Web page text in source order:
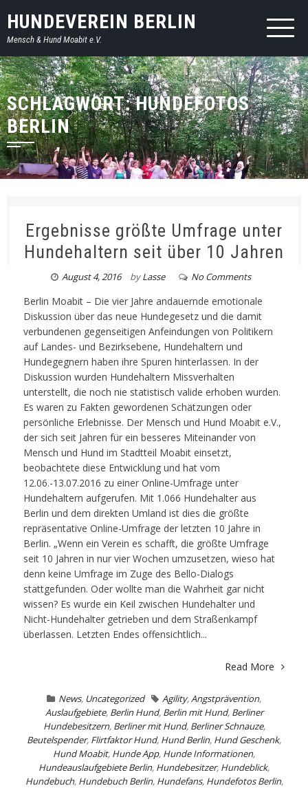
HUNDEVEREIN BERLIN
Mensch & Hund Moabit e.V.
SCHLAGWORT: HUNDEFOTOS
BERLIN
Ergebnisse größte Umfrage unter
Hundehaltern seit über 10 Jahren
August 4, 2016 byLasse No Comments
Berlin Moabit – Die vier Jahre andauernde emotionale
Diskussion über das neue Hundegesetz und die damit
verbundenen gegenseitigen Anfeindungen von Politikern
auf Landes- und Bezirksebene, Hundehaltern und
Hundegegnern haben ihre Spuren hinterlassen. In der
Diskussion wurden Hundehaltern Missverhalten
unterstellt, die noch nie statistisch valide erhoben wurden.
Es waren zu Fakten gewordenen Schätzungen oder
persönliche Erlebnisse. Der Mensch und Hund Moabit e.V.,
der sich seit Jahren für ein besseres Miteinander von
Mensch und Hund im Stadtteil Moabit einsetzt,
beobachtete diese Entwicklung und hat vom
12.06.-13.07.2016 zu einer Online-Umfrage unter
Hundehaltern aufgerufen. Mit 1.066 Hundehalter aus
Berlin und dem direkten Umland ist dies die größte
repräsentative Online-Umfrage der letzten 10 Jahre in
Berlin. „Wenn ein Verein es schafft, die größte Umfrage
seit 10 Jahren in nur vier Wochen umzusetzen, wieso hat
denn keine Umfrage im Zuge des Bello-Dialogs
stattgefunden. Oder wollte man die Wahrheit gar nicht
wissen? Es wurde ein Keil zwischen Hundehalter und
Nicht-Hundehalter getrieben und dem Straßenkampf
überlassen. Letzten Endes offensichtlich...
Read More
News, Uncategorized Agility,Angstprävention,
Auslaufgebiete, Berlin Hund, Berlin mit Hund, Berliner
Hundebesitzern, Berliner mit Hund, Berliner Schnauze,
Beutelspender, Flirtfaktor Hund, Hund Berlin, Hund Geschenk,
Hund Moabit, Hunde App, Hunde Informationen,
Hundeauslaufgebiete Berlin, Hundebesitzer, Hundeblick,
Hundebuch, Hundebuch Berlin, Hundefans, Hundefotos Berlin,